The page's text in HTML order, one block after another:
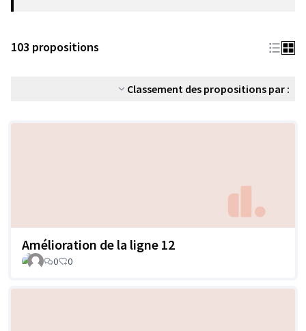
103 propositions
Classement des propositions par :
Amélioration de la ligne 12
0 0